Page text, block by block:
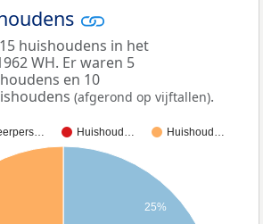
huishoudens in het
WH. Er waren 5
en 10
(afgerond op vijftallen).
Huishoud… Huishoud…
25%